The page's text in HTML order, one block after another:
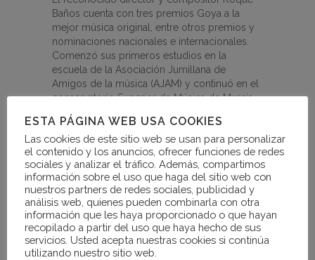
Baños cuenta con tres premios Goya a la
mejor música original, entre otros premios y
nominaciones nacionales e internacionales.
Comenzó sus primeros estudios en la
escuela de la Asociación Jumillana de
Amigos de la música (AJAM) y continuó en el
conservatorio Superior de Música de Murcia
donde finalizó el grado elemental en la
especialidad de saxofón con las máximas
calificaciones. En 1986 se trasladó a Madrid,
donde accedió al Real Conservatorio Superior
de Música, lugar en el que continuó sus
estudios musicales y consiguió las
titulaciones de grado superior de Saxofón,
Piano, Armonía, Contrapunto, Composición e
Instrumentación y Dirección de Orquesta. En
1993 fue becado por el Ministerio de Cultura
para estudiar en la prestigiosa Berklee
ESTA PÁGINA WEB USA COOKIES
Las cookies de este sitio web se usan para personalizar
el contenido y los anuncios, ofrecer funciones de redes
sociales y analizar el tráfico. Además, compartimos
información sobre el uso que haga del sitio web con
nuestros partners de redes sociales, publicidad y
análisis web, quienes pueden combinarla con otra
información que les haya proporcionado o que hayan
recopilado a partir del uso que haya hecho de sus
servicios. Usted acepta nuestras cookies si continúa
utilizando nuestro sitio web.